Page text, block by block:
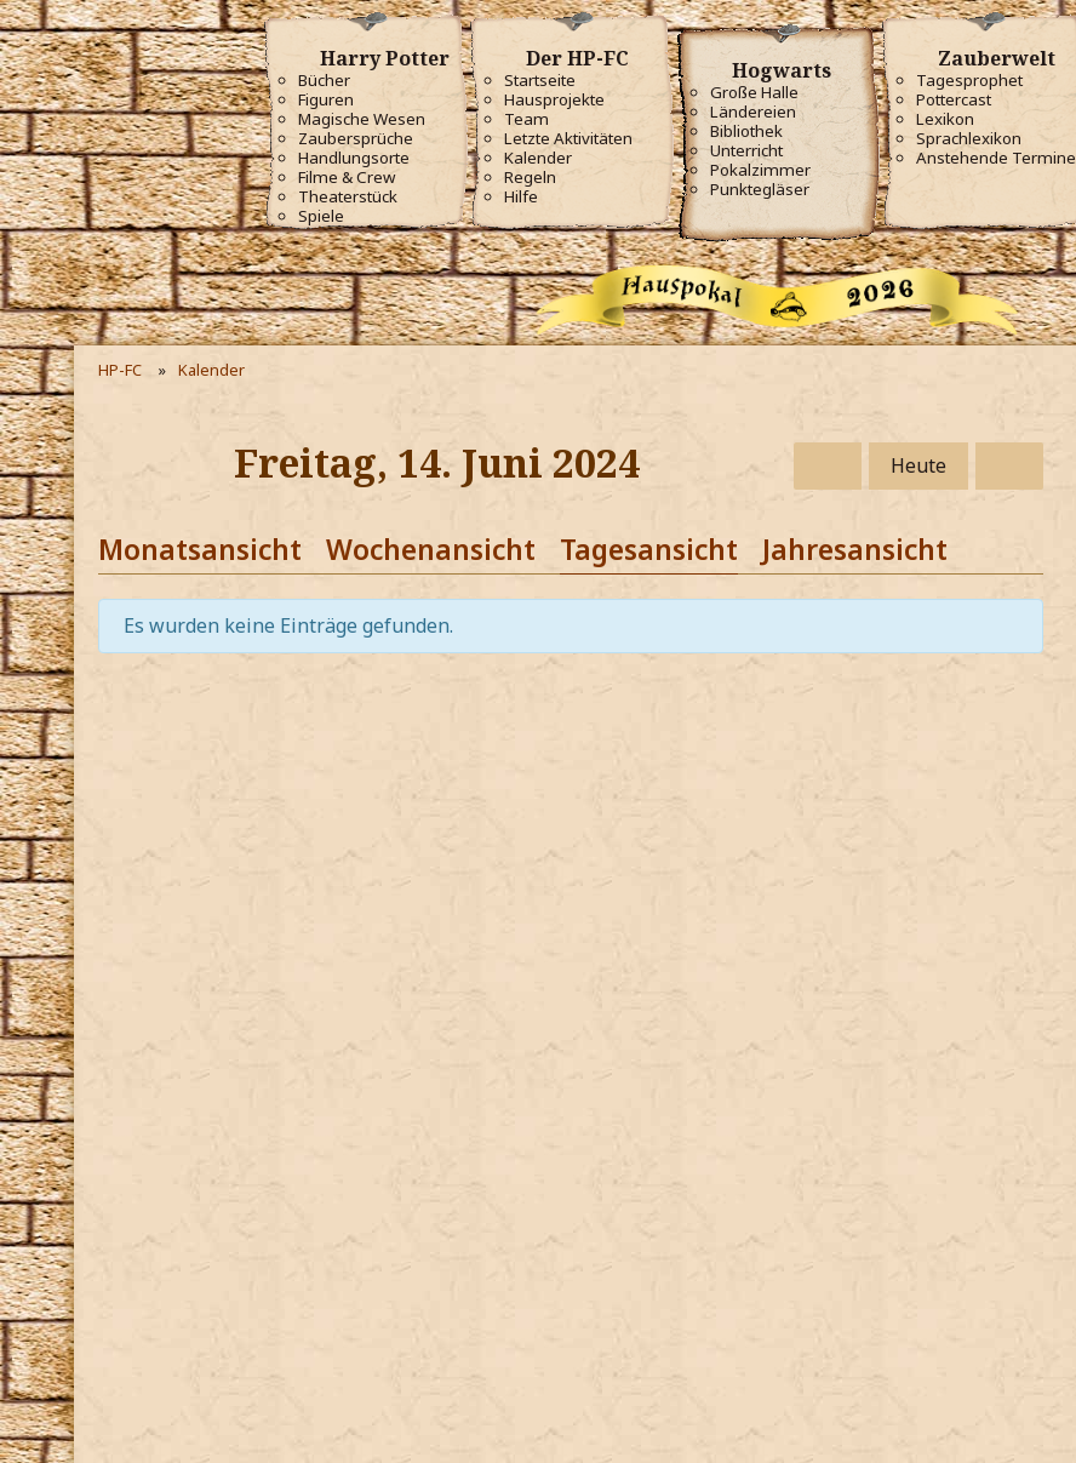
Harry Potter
Bücher
Figuren
Magische Wesen
Zaubersprüche
Handlungsorte
Filme & Crew
Theaterstück
Spiele
Der HP-FC
Startseite
Hausprojekte
Team
Letzte Aktivitäten
Kalender
Regeln
Hilfe
Hogwarts
Große Halle
Ländereien
Bibliothek
Unterricht
Pokalzimmer
Punktegläser
Zauberwelt
Tagesprophet
Pottercast
Lexikon
Sprachlexikon
Anstehende Termine
HP-FC Kalender
Freitag, 14. Juni 2024 Heute
Monatsansicht Wochenansicht Tagesansicht Jahresansicht
Es wurden keine Einträge gefunden.